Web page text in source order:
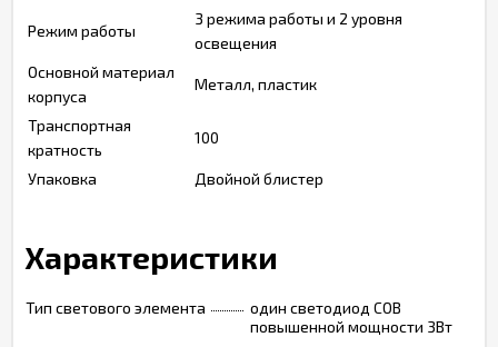
Режим работы
3 режима работы и 2 уровня
освещения
Основной материал
корпуса
Металл, пластик
Транспортная
кратность
100
Упаковка Двойной блистер
Характеристики
Тип светового элемента
один светодиод COB
повышенной мощности 3Вт